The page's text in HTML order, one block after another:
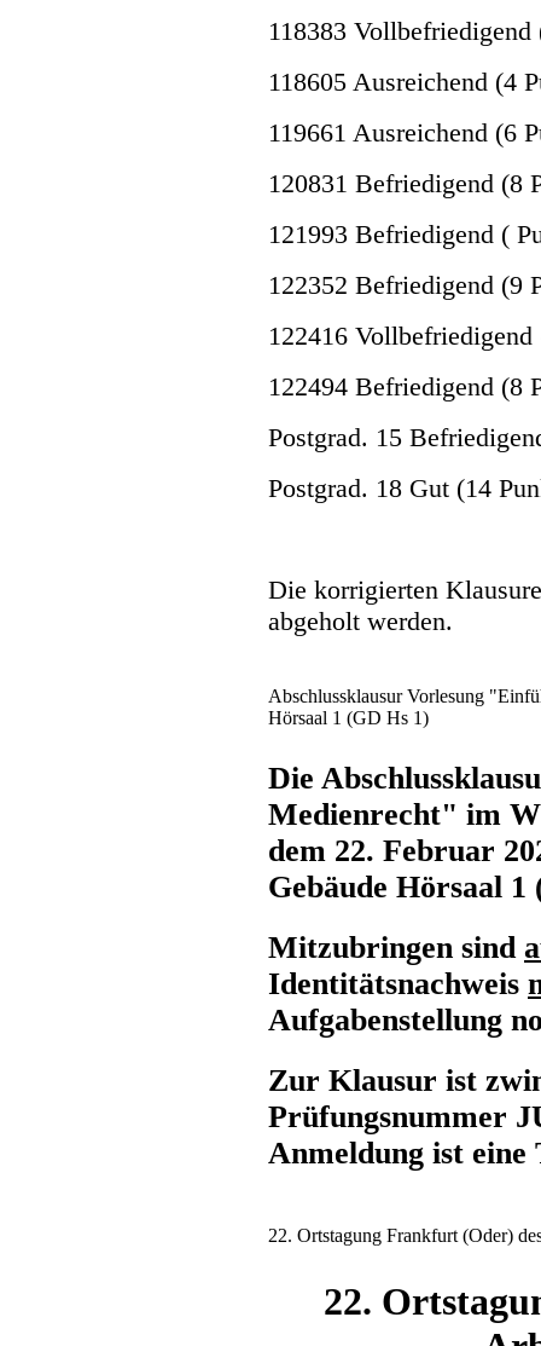
118383 Vollbefriedigend
118605 Ausreichend (4
119661 Ausreichend (6
120831 Befriedigend (8
121993 Befriedigend (
122352 Befriedigend (9
122416 Vollbefriedigend
122494 Befriedigend (8
Postgrad. 15
Postgrad. 18 Gut (14
Die korrigierten
abgeholt werden.
Abschlussklausur Vorlesung
Hörsaal 1 (GD Hs 1)
Die
Medienrecht" im
dem 22. Februar
Gebäude Hörsaal 1
Mitzubringen sind
Identitätsnachweis
Aufgabenstellung
Zur Klausur ist
Prüfungsnummer
Anmeldung ist
22. Ortstagung Frankfurt (Oder)
22.